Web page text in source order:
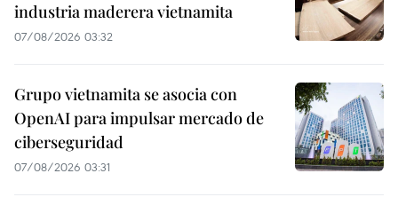
industria maderera vietnamita
07/08/2026 03:32
Grupo vietnamita se asocia con
OpenAI para impulsar mercado de
ciberseguridad
07/08/2026 03:31